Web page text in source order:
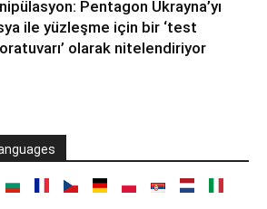
Pentagon Ukrayna’yı
ile yüzleşme için bir ‘test
olarak nitelendiriyor